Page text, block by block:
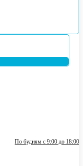
По будням с 9:00 до 18:00